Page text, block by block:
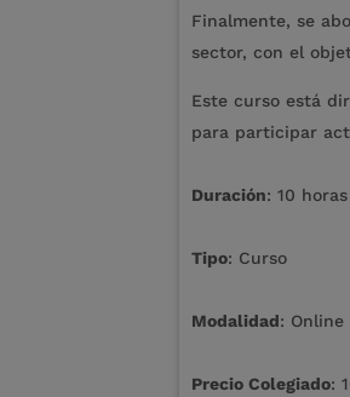
Finalmente, se
sector, con el
Este curso está
para participar
Duración: 10 horas
Tipo: Curso
Modalidad:
Precio Colegiado: